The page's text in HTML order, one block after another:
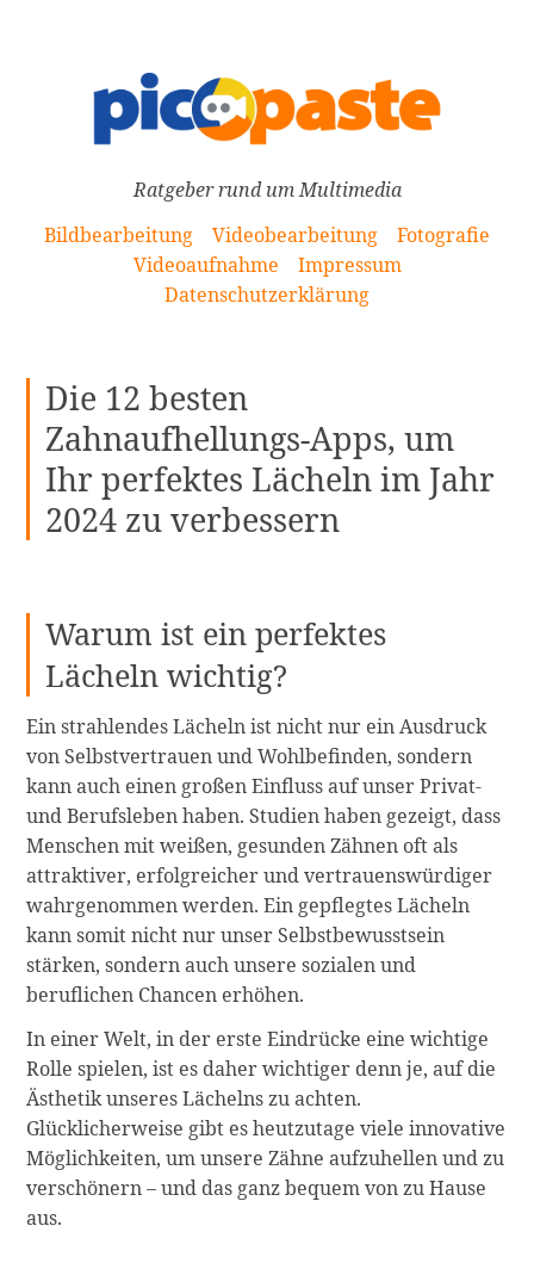
Ratgeber rund um Multimedia
Bildbearbeitung
Videobearbeitung
Fotografie
Videoaufnahme
Impressum
Datenschutzerklärung
Die 12 besten
Zahnaufhellungs-Apps, um
Ihr perfektes Lächeln im Jahr
2024 zu verbessern
Warum ist ein perfektes
Lächeln wichtig?
Ein strahlendes Lächeln ist nicht nur ein Ausdruck
von Selbstvertrauen und Wohlbefinden, sondern
kann auch einen großen Einfluss auf unser Privat-
und Berufsleben haben. Studien haben gezeigt, dass
Menschen mit weißen, gesunden Zähnen oft als
attraktiver, erfolgreicher und vertrauenswürdiger
wahrgenommen werden. Ein gepflegtes Lächeln
kann somit nicht nur unser Selbstbewusstsein
stärken, sondern auch unsere sozialen und
beruflichen Chancen erhöhen.
In einer Welt, in der erste Eindrücke eine wichtige
Rolle spielen, ist es daher wichtiger denn je, auf die
Ästhetik unseres Lächelns zu achten.
Glücklicherweise gibt es heutzutage viele innovative
Möglichkeiten, um unsere Zähne aufzuhellen und zu
verschönern – und das ganz bequem von zu Hause
aus.